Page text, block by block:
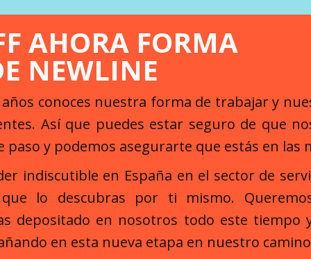
TELEFONISTA/RECEPCIONISTA
AHORA FORMA
NEWLINE
conoces nuestra forma de trabajar y
Así que puedes estar seguro de que
paso y podemos asegurarte que estás en las
indiscutible en España en el sector de
lo descubras por ti mismo.
depositado en nosotros todo este tiempo
en esta nueva etapa en nuestro